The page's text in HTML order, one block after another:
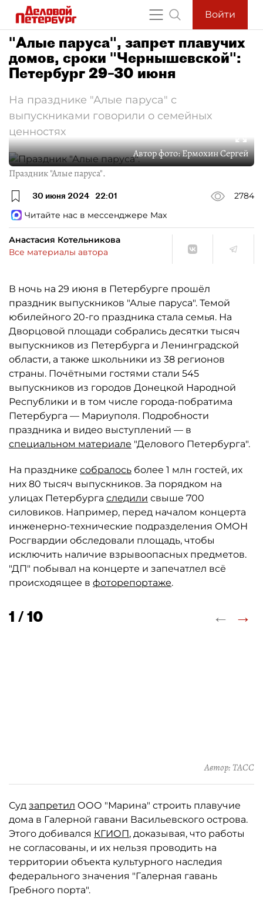
Войти
"Алые паруса", запрет плавучих
домов, сроки "Чернышевской":
Петербург 29–30 июня
На празднике "Алые паруса" с
выпускниками говорили о семейных
ценностях
Автор фото:Ермохин Сергей
Праздник "Алые паруса".
30 июня 2024 22:01
2784
Читайте нас в мессенджере Max
Анастасия Котельникова
Все материалы автора
В ночь на 29 июня в Петербурге прошёл
праздник выпускников "Алые паруса". Темой
юбилейного 20-го праздника стала семья. На
Дворцовой площади собрались десятки тысяч
выпускников из Петербурга и Ленинградской
области, а также школьники из 38 регионов
страны. Почётными гостями стали 545
выпускников из городов Донецкой Народной
Республики и в том числе города-побратима
Петербурга — Мариуполя. Подробности
праздника и видео выступлений — в
специальном материале "Делового Петербурга".
На празднике собралось более 1 млн гостей, их
них 80 тысяч выпускников. За порядком на
улицах Петербурга следили свыше 700
силовиков. Например, перед началом концерта
инженерно-технические подразделения ОМОН
Росгвардии обследовали площадь, чтобы
исключить наличие взрывоопасных предметов.
"ДП" побывал на концерте и запечатлел всё
происходящее в фоторепортаже.
1 / 10 ← →
Автор: ТАСС
Суд запретил ООО "Марина" строить плавучие
дома в Галерной гавани Васильевского острова.
Этого добивался КГИОП, доказывая, что работы
не согласованы, и их нельзя проводить на
территории объекта культурного наследия
федерального значения "Галерная гавань
Гребного порта".